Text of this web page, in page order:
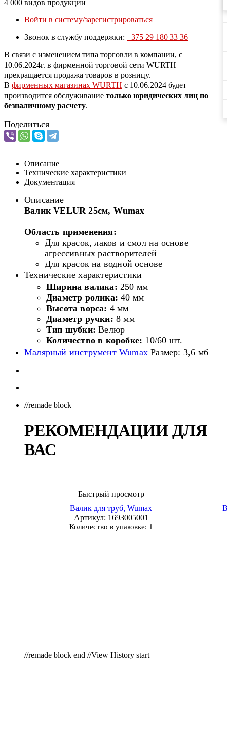
4 000 видов продукции
Войти в систему/зарегистрироваться
Звонок в службу поддержки: +375 29 180 33 36
В связи с изменением типа торговли в компании, с
10.06.2024г. в фирменной торговой сети WURTH
прекращается продажа товаров в розницу.
В фирменных магазинах WURTH c 10.06.2024 будет
производится обслуживание только юридических лиц по
безналичному расчету.
Поделиться
Описание
Технические характеристики
Документация
Описание
Валик VELUR 25см, Wumax
Область применения:
Для красок, лаков и смол на основе
агрессивных растворителей
Для красок на водной основе
Технические характеристики
Ширина валика: 250 мм
Диаметр ролика: 40 мм
Высота ворса: 4 мм
Диаметр ручки: 8 мм
Тип шубки: Велюр
Количество в коробке: 10/60 шт.
Малярный инструмент Wumax Размер: 3,6 мб
//remade block
РЕКОМЕНДАЦИИ ДЛЯ
ВАС
Быстрый просмотр
Валик для труб, Wumax
Артикул: 1693005001
Количество в упаковке: 1
//remade block end //View History start